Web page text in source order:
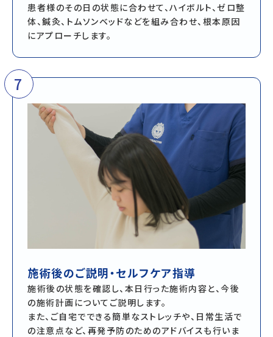
患者様のその日の状態に合わせて、ハイボルト、ゼロ整
体、鍼灸、トムソンベッドなどを組み合わせ、根本原因
にアプローチします。
7
施術後のご説明・セルフケア指導
施術後の状態を確認し、本日行った施術内容と、今後
の施術計画についてご説明します。
また、ご自宅でできる簡単なストレッチや、日常生活で
の注意点など、再発予防のためのアドバイスも行いま